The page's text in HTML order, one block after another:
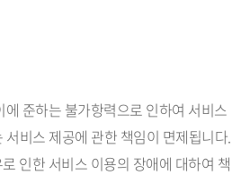
준하는 불가항력으로 인하여 서비스
비스 제공에 관한 책임이 면제됩니다.
인한 서비스 이용의 장애에 대하여 책